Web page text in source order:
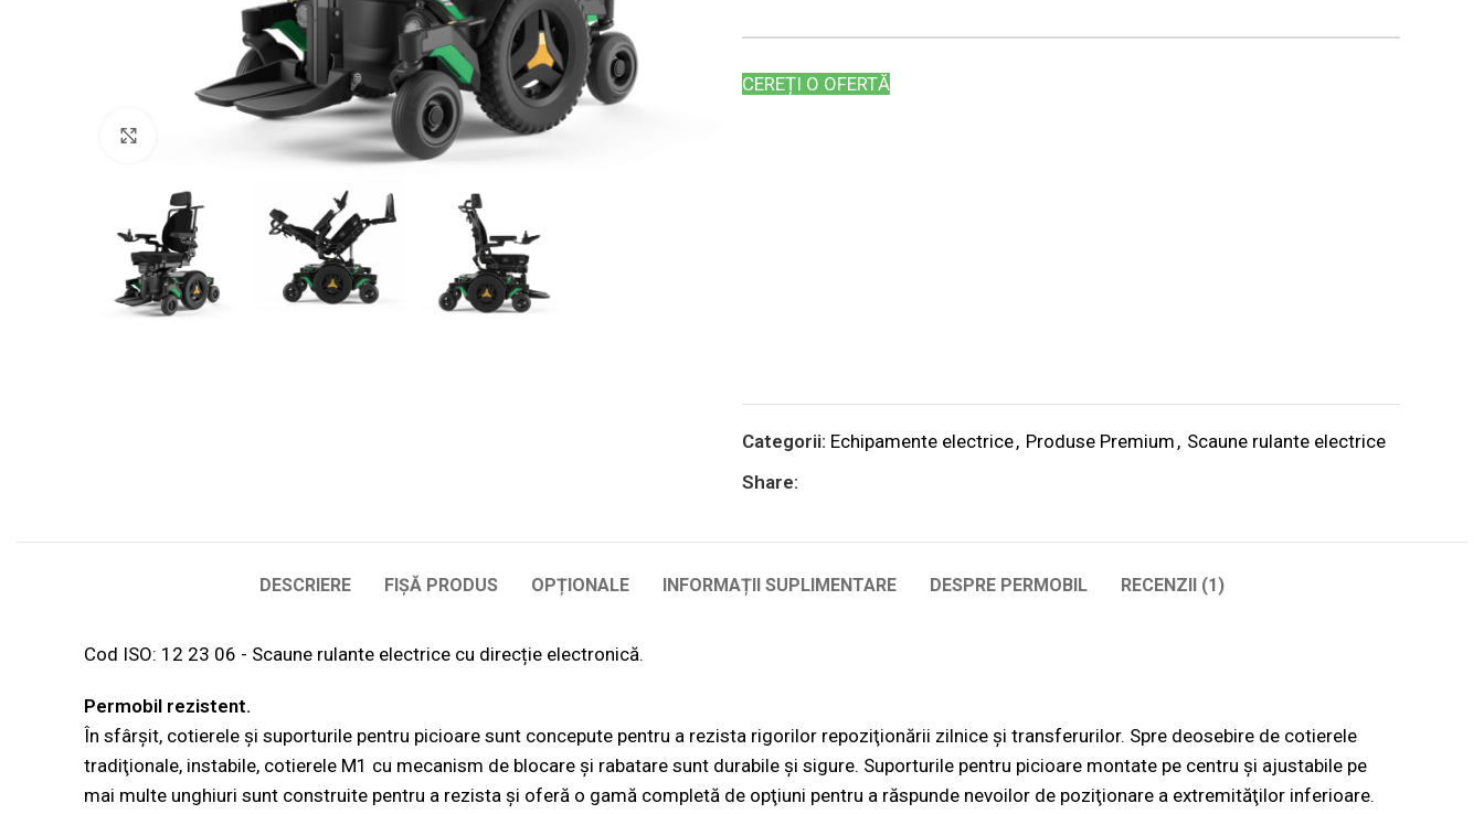
CEREȚI O OFERTĂ
Categorii: Echipamente electrice, Produse Premium , Scaune rulante electrice
Share:
DESCRIERE FIȘĂ PRODUS OPȚIONALE INFORMAȚII SUPLIMENTARE DESPRE PERMOBIL RECENZII (1)
Cod ISO: 12 23 06 - Scaune rulante electrice cu direcție electronică.
Permobil rezistent.
În sfârșit, cotierele și suporturile pentru picioare sunt concepute pentru a rezista rigorilor repoziţionării zilnice și transferurilor. Spre deosebire de cotierele
tradiţionale, instabile, cotierele M1 cu mecanism de blocare și rabatare sunt durabile și sigure. Suporturile pentru picioare montate pe centru și ajustabile pe
mai multe unghiuri sunt construite pentru a rezista și oferă o gamă completă de opţiuni pentru a răspunde nevoilor de poziţionare a extremităţilor inferioare.